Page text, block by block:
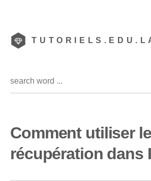
Comment utiliser
récupération dans